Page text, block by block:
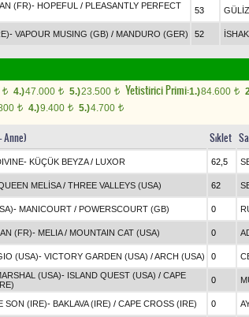
(FR)- HOPEFUL / PLEASANTLY PERFECT
53
- VAPOUR MUSING (GB) / MANDURO (GER) 52
t 4.)47.000 t 5.)23.500 t Yetistirici Primi:1.)84.600 t
t 4.)9.400 t 5.)4.700 t
Anne) Sıklet
- KÜÇÜK BEYZA/ LUXOR 62,5
MELİSA/ THREE VALLEYS (USA) 62
- MANICOURT / POWERSCOURT (GB) 0
(FR)- MELIA/ MOUNTAIN CAT (USA) 0
(USA)- VICTORY GARDEN (USA) /ARCH (USA) 0
(USA)- ISLAND QUEST (USA) / CAPE
0
SON (IRE)- BAKLAVA (IRE) / CAPE CROSS (IRE) 0